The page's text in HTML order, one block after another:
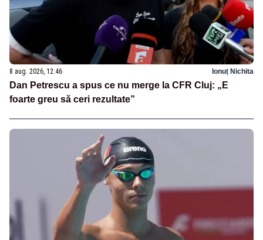
8 aug. 2026, 12:46 Ionuț Nichita
Dan Petrescu a spus ce nu merge la CFR Cluj: „E
foarte greu să ceri rezultate”